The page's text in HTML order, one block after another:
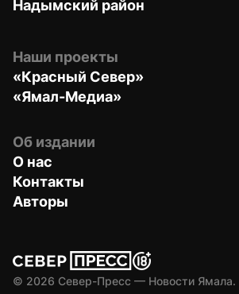
Надымский район
Наши проекты
«Красный Север»
«Ямал-Медиа»
Об издании
О нас
Контакты
Авторы
© 2026 Север-Пресс — Новости Ямала.